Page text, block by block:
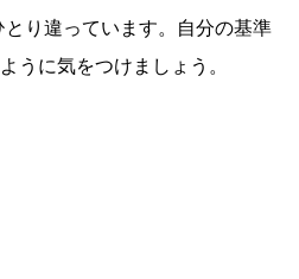
り違っています。自分の基準
うに気をつけましょう。